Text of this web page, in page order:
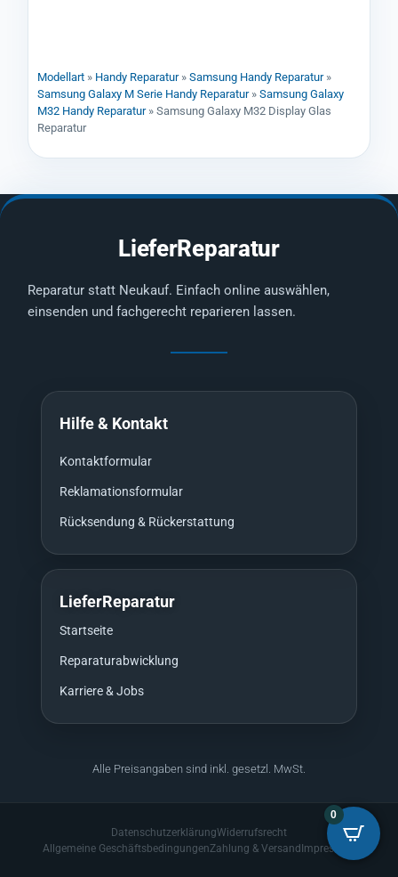
Modellart » Handy Reparatur» Samsung Handy Reparatur»
Samsung Galaxy M Serie Handy Reparatur» Samsung Galaxy
M32 Handy Reparatur» Samsung Galaxy M32 Display Glas
Reparatur
LieferReparatur
Reparatur statt Neukauf. Einfach online auswählen,
einsenden und fachgerecht reparieren lassen.
Hilfe & Kontakt
Kontaktformular
Reklamationsformular
Rücksendung & Rückerstattung
LieferReparatur
Startseite
Reparaturabwicklung
Karriere & Jobs
Alle Preisangaben sind inkl. gesetzl. MwSt.
DatenschutzerklärungWiderrufsrecht
Allgemeine GeschäftsbedingungenZahlung & VersandImpressum
0